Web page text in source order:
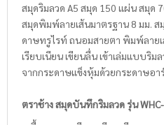
สมุดริมลวด A5 สมุด 150 แผ่น สมุด
สมุดพิมพ์ลายเส้นมาตรฐาน 8 มม. ส
ดาษทรูไรท์ ถนอมสายตา พิมพ์ลาย
เรียบเนียน เขียนลื่น เข้าเล่มแบบริ
จากกระดาษแข็งหุ้มด้วยกระดาษอา
ตราช้าง สมุดบันทึกริมลวด รุ่น